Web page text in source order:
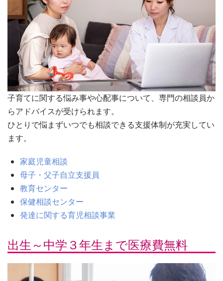
子育てに関する悩み事や心配事について、専門の相談員か
らアドバイスが受けられます。
ひとりで悩まずいつでも相談できる支援体制が充実してい
ます。
家庭児童相談
母子・父子自立支援員
教育センター
保健相談センター
発達に関する育児相談事業
出生～中学３年生まで医療費無料